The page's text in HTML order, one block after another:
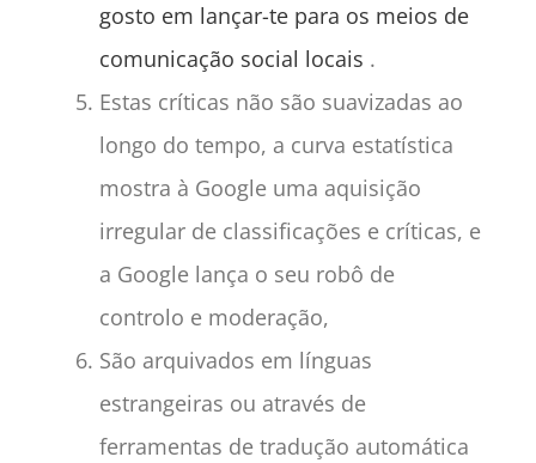
gosto em lançar-te para os meios de
comunicação social locais .
Estas críticas não são suavizadas ao
longo do tempo, a curva estatística
mostra à Google uma aquisição
irregular de classificações e críticas, e
a Google lança o seu robô de
controlo e moderação,
São arquivados em línguas
estrangeiras ou através de
ferramentas de tradução automática